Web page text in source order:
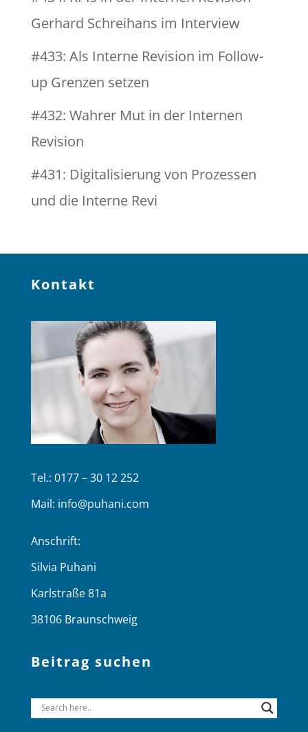
Gerhard Schreihans im Interview
#433: Als Interne Revision im Follow-
up Grenzen setzen
#432: Wahrer Mut in der Internen
Revision
#431: Digitalisierung von Prozessen
und die Interne Revi
Kontakt
Tel.: 0177 – 30 12 252
Mail: info@puhani.com
Anschrift:
Silvia Puhani
Karlstraße 81a
38106 Braunschweig
Beitrag suchen